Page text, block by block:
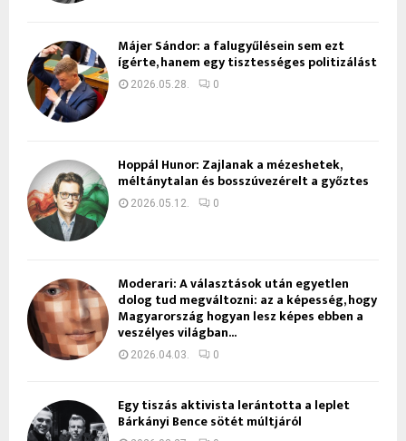
Májer Sándor: a falugyűlésein sem ezt
ígérte, hanem egy tisztességes politizálást
2026.05.28. 0
Hoppál Hunor: Zajlanak a mézeshetek,
méltánytalan és bosszúvezérelt a győztes
2026.05.12. 0
Moderari: A választások után egyetlen
dolog tud megváltozni: az a képesség, hogy
Magyarország hogyan lesz képes ebben a
veszélyes világban...
2026.04.03. 0
Egy tiszás aktivista lerántotta a leplet
Bárkányi Bence sötét múltjáról